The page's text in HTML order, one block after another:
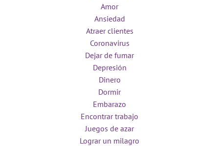
Amor
Ansiedad
Atraer clientes
Coronavirus
Dejar de fumar
Depresión
Dinero
Dormir
Embarazo
Encontrar trabajo
Juegos de azar
Lograr un milagro